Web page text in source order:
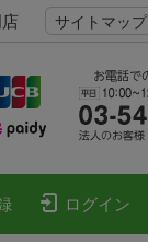
サイトマップ
ログイン